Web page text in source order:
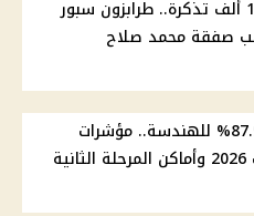
مبيعات بقيمة 18 ألف تذكرة.. طرابزون سبور
صفقة محمد صلاح
92.8% للطب و87.9% للهندسة.. مؤشرات